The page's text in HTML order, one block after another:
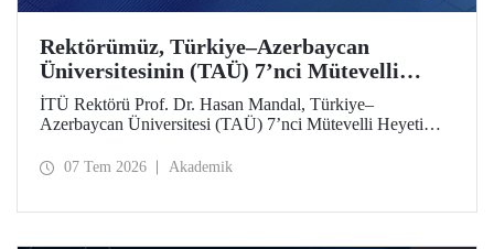
Rektörümüz, Türkiye–Azerbaycan
Üniversitesinin (TAÜ) 7’nci Mütevelli
Heyeti Toplantısı’na Katıldı
İTÜ Rektörü Prof. Dr. Hasan Mandal, Türkiye–
Azerbaycan Üniversitesi (TAÜ) 7’nci Mütevelli Heyeti
düzenlenen toplantıya YÖK Başkanı Prof. Dr. Erol Özvar
07 Tem 2026 Akademik